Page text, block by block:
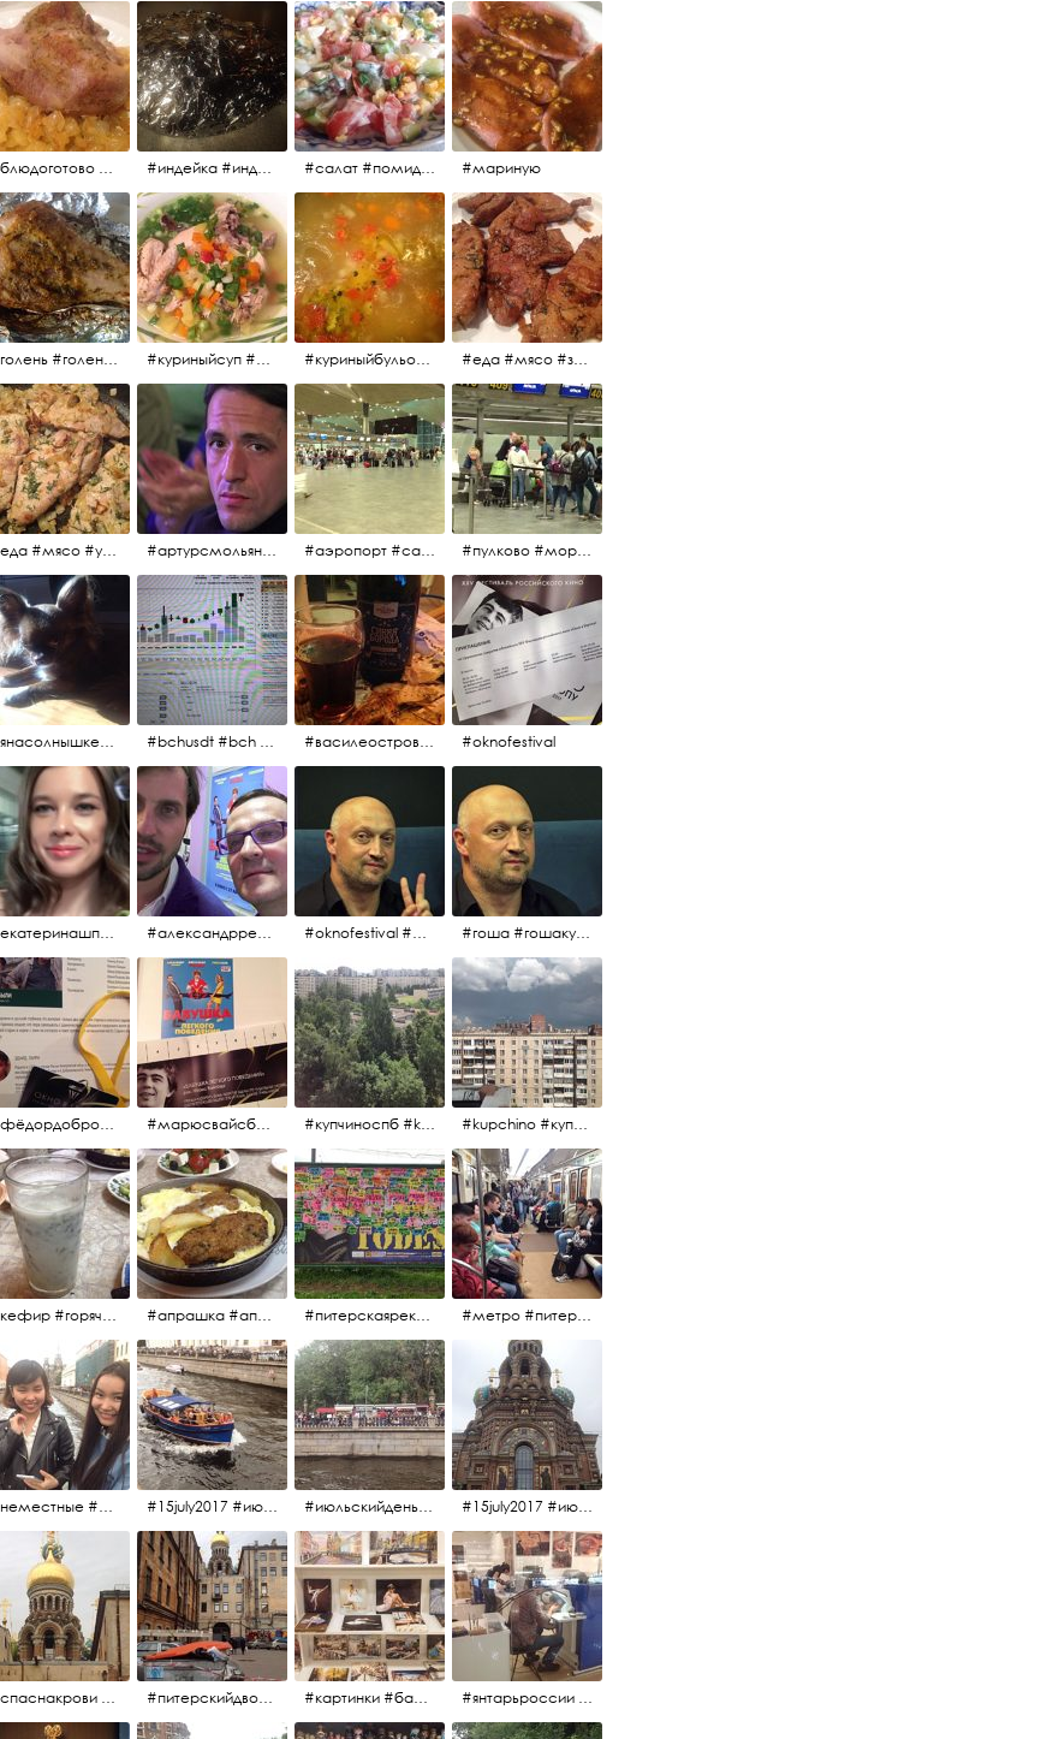
#блюдоготово #можнокушать #простолук #лук #индейкавфольге #мясоиндейки #индейка #индейкавфольге #еда #мясоиндейки 🚀 #салат #помидоры #яйцо #огурцы #зелень #кинза #петрушка #укроп #сметана #соль #витамины #мариную
#голень #голеньиндейки #голеньиндейкивфольге #индейка #завтрак #еда #мясо #куриныйсуп #еда #ужин #можнокушать #куриныйбульон #лавровыйлист #помидоры #картофель #чеснок #лук #морковь #приправы #перецдушистый #курица #ужин #еда #сольповкусу #жёлтыйкарри #имбирь #кориандр #кокос #лимонныйсок #оливковоемасло #кумин #кайенскийперец #еда #мясо #завтрак #источниквдохновения #люблюготовить
#еда #мясо #утро #завтрак #едакакисточниквдохновения #артурсмольянинов @melnikovadsh #artursmolyaninov #аэропорт #санктпетербург #пулково #мореморе #моремолнцепесок #дваночи #пулково #море #песок #лето #морепесоксолнце #дваночи
#янасолнышкележу #янасолнышкогляжу #чихуахуа #bchusdt #bch #usdt #sell #buy #exchange #markets #bitcoincash #cryptocurrency #pump #василеостровское #синяяборода #пиво #пивовобла #вобла #рыба #oknofestival
#екатеринашпица #шпица @ekaterinashpitsa #александрревва #ревва #артурпирожков #бабушкалегкогоповедения @arthurpirozhkov #oknofestival #gosha #гошакуценко #гоша #гошакуценко #oknofestival
#фёдордобронравов #эдуардпарри #жилибыли #иринарозанова #марюсвайсберг #александрревва #глюкоза #любовьвбольшомгороде #ххvфестивальроссийскогокино #купчиноспб #kupchino #kupchino #купчиноспб
#кефир #горячийкефир #национальноеблюдо #лаваш #вкусно #апрашка #апраксиндвор #кафенаапрашке #куринаякотлетанасковороде #сковородка #кафедлясвоих #питерскаяреклама #todes #куколки #окраинапитера #фрунзенскийрайон #метро #питерскоеметро #невскаялиния
#неместные #июльскийдень2017 #15july2017 #июльскийдень2017 #катерок #bonfire #июльскийдень2017 #15july2017 #15july2017 #июльскийдень2017 #спаснакрови
#спаснакрови #июльскийдень2017 #питерскийдвор #спаснакрови #июльскийдень2017 #картинки #балетпитера #янтарьроссиии #янтарьроссии #янтарь